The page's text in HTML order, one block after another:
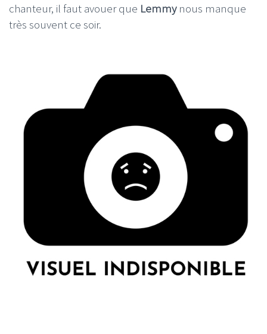
chanteur, il faut avouer que Lemmynous manque
très souvent ce soir.